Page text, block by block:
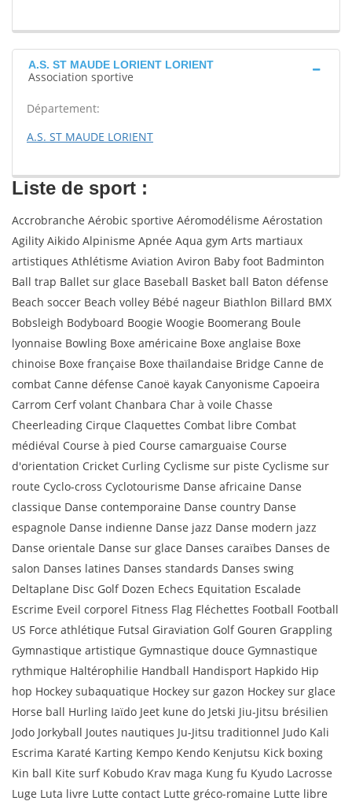
A.S. ST MAUDE LORIENT LORIENT
Association sportive
Département:
A.S. ST MAUDE LORIENT
Liste de sport :
Accrobranche Aérobic sportive Aéromodélisme Aérostation
Agility Aikido Alpinisme Apnée Aqua gym Arts martiaux
artistiques Athlétisme Aviation Aviron Baby foot Badminton
Ball trap Ballet sur glace Baseball Basket ball Baton défense
Beach soccer Beach volley Bébé nageur Biathlon Billard BMX
Bobsleigh Bodyboard Boogie Woogie Boomerang Boule
lyonnaise Bowling Boxe américaine Boxe anglaise Boxe
chinoise Boxe française Boxe thaïlandaise Bridge Canne de
combat Canne défense Canoë kayak Canyonisme Capoeira
Carrom Cerf volant Chanbara Char à voile Chasse
Cheerleading Cirque Claquettes Combat libre Combat
médiéval Course à pied Course camarguaise Course
d'orientation Cricket Curling Cyclisme sur piste Cyclisme sur
route Cyclo-cross Cyclotourisme Danse africaine Danse
classique Danse contemporaine Danse country Danse
espagnole Danse indienne Danse jazz Danse modern jazz
Danse orientale Danse sur glace Danses caraïbes Danses de
salon Danses latines Danses standards Danses swing
Deltaplane Disc Golf Dozen Echecs Equitation Escalade
Escrime Eveil corporel Fitness Flag Fléchettes Football Football
US Force athlétique Futsal Giraviation Golf Gouren Grappling
Gymnastique artistique Gymnastique douce Gymnastique
rythmique Haltérophilie Handball Handisport Hapkido Hip
hop Hockey subaquatique Hockey sur gazon Hockey sur glace
Horse ball Hurling Iaïdo Jeet kune do Jetski Jiu-Jitsu brésilien
Jodo Jorkyball Joutes nautiques Ju-Jitsu traditionnel Judo Kali
Escrima Karaté Karting Kempo Kendo Kenjutsu Kick boxing
Kin ball Kite surf Kobudo Krav maga Kung fu Kyudo Lacrosse
Luge Luta livre Lutte contact Lutte gréco-romaine Lutte libre